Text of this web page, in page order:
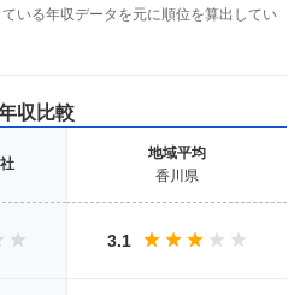
いる年収データを元に順位を算出してい
収比較
地域平均
香川県
3.1